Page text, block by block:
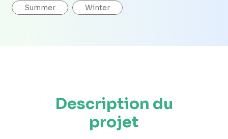
Summer Winter
Description du
projet